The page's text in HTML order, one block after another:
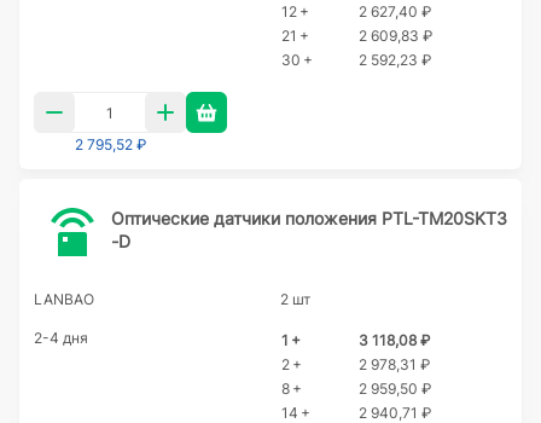
12 +
2 627,40 ₽
21 +
2 609,83 ₽
30 +
2 592,23 ₽
2 795,52 ₽
Оптические датчики положения PTL-TM20SKT3
-D
LANBAO 2 шт
2-4 дня 1 +
3 118,08 ₽
2 +
2 978,31 ₽
8 +
2 959,50 ₽
14 +
2 940,71 ₽